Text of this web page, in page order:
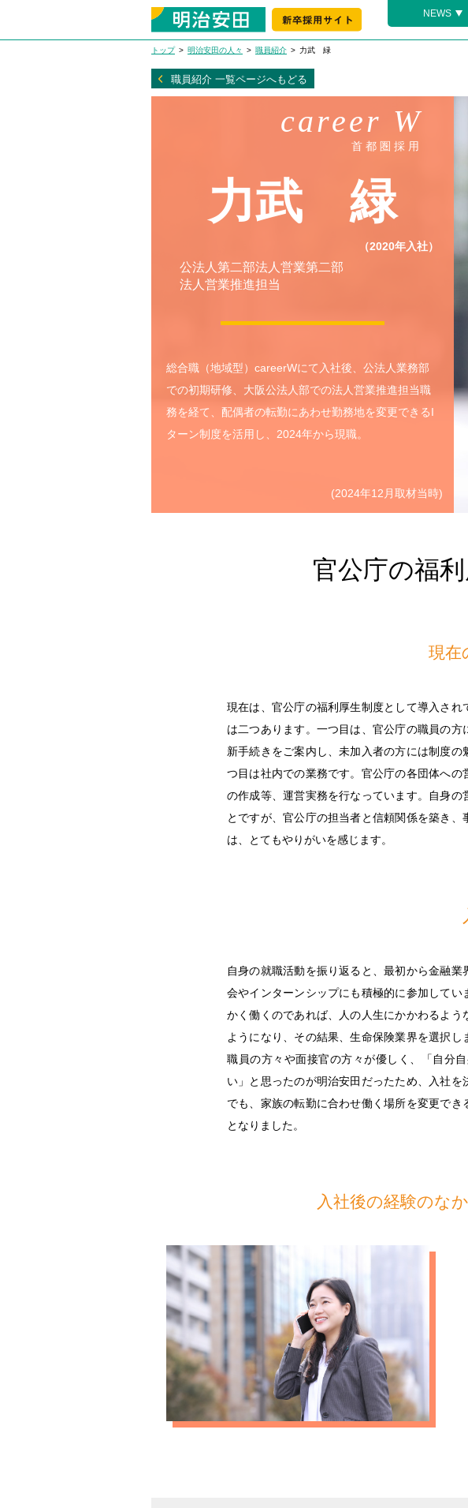
NEWS
トップ 明治安田の人々 職員紹介 力武 緑
職員紹介 一覧ページへもどる
career W
首都圏採用
力武 緑
（2020年入社）
公法人第二部法人営業第二部
法人営業推進担当
総合職（地域型）careerWにて入社後、公法人業務部
での初期研修、大阪公法人部での法人営業推進担当職
務を経て、配偶者の転勤にあわせ勤務地を変更できるI
ターン制度を活用し、2024年から現職。
(2024年12月取材当時)
官公庁の福
現在
現在は、官公庁の福利厚生制度として導入さ
は二つあります。一つ目は、官公庁の職員の
新手続きをご案内し、未加入者の方には制度
つ目は社内での業務です。官公庁の各団体へ
の作成等、運営実務を行なっています。自身
とですが、官公庁の担当者と信頼関係を築き
は、とてもやりがいを感じます。
自身の就職活動を振り返ると、最初から金融
会やインターンシップにも積極的に参加して
かく働くのであれば、人の人生にかかわるよ
ようになり、その結果、生命保険業界を選択
職員の方々や面接官の方々が優しく、「自分
い」と思ったのが明治安田だったため、入社
でも、家族の転勤に合わせ働く場所を変更で
となりました。
入社後の経験のな